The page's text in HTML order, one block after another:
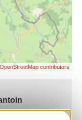
OpenStreetMap contributors